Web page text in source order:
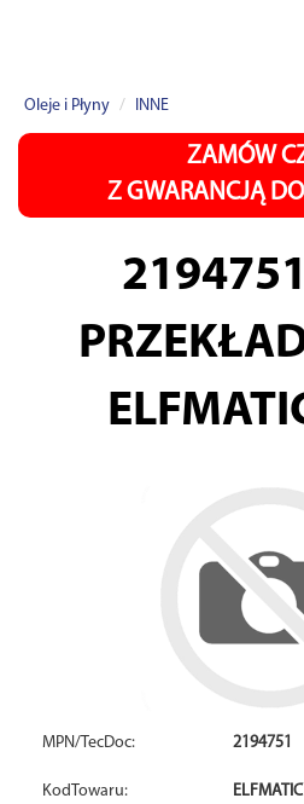
Oleje i Płyny INNE
ZAMÓW
Z GWARANCJĄ
2194751
MPN/TecDoc: 2194751
KodTowaru: